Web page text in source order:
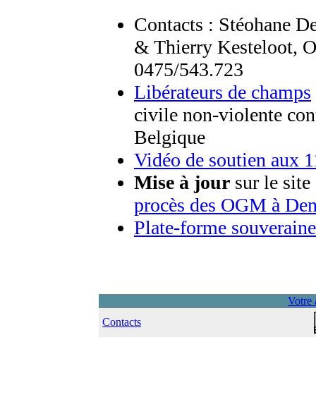
Contacts : Stéohane
& Thierry Kesteloot,
0475/543.723
Libérateurs de champs
civile non-violente
Belgique
Vidéo de soutien aux
Mise à jour sur le
procès des OGM à
Plate-forme
Votre
Contacts